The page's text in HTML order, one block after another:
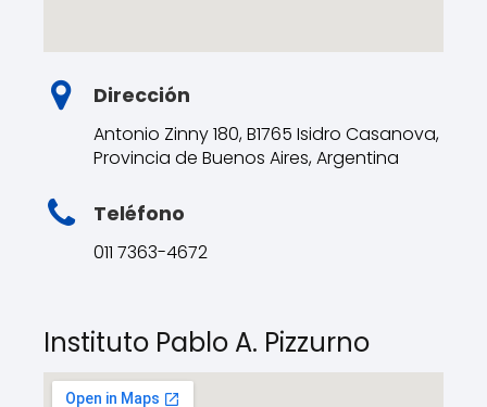
Dirección
Antonio Zinny 180, B1765 Isidro Casanova,
Provincia de Buenos Aires, Argentina
Teléfono
011 7363-4672
Instituto Pablo A. Pizzurno